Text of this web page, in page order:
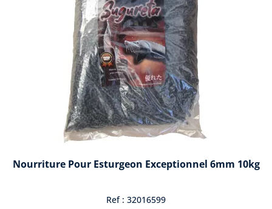
Nourriture Pour Esturgeon Exceptionnel 6mm 10kg
Ref : 32016599